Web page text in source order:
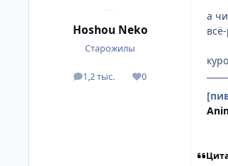
Hoshou Neko
Старожилы
1,2 тыс.
посты 0
Репутация
а